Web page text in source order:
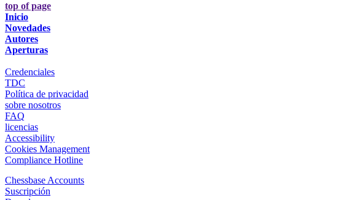
top of page
Inicio
Novedades
Autores
Aperturas
Credenciales
TDC
Política de privacidad
sobre nosotros
FAQ
licencias
Accessibility
Cookies Management
Compliance Hotline
Chessbase Accounts
Suscripción